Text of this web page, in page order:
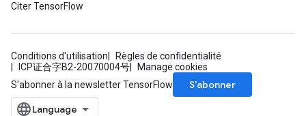
Citer TensorFlow
Conditions d'utilisation
Règles de confidentialité
ICP证合字B2-20070004号
Manage cookies
S'abonner à la newsletter TensorFlow
S’abonner